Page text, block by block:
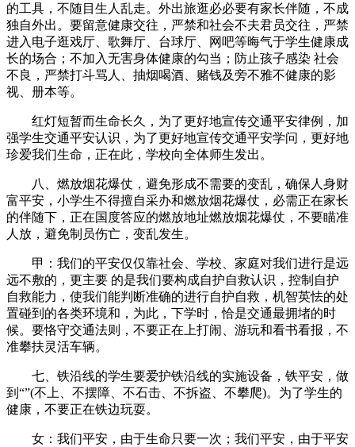
的工具，不随目生人乱走。外出旅逛必必要有家长伴随，不成
独自外出。要留意健康交往，严禁和社会不夫君员交往，严禁
进入电子逛戏厅、歌舞厅、台球厅、网吧等晦气于学生健康成
长的场合；不加入无害身体健康的勾当；防止孩子感染 社会
不良，严禁打斗骂人、抽烟喝酒、赌钱及旁不雅不健康的影
视、册本等。
红灯短暂而生命长久，为了更好地宣传交通平安律例，加
强学生交通平安认识，为了更好地宣传交通平安学问，更好地
珍爱我们生命，正在此，学校向全体师生发出。
八、燃放烟花爆仗，避免形成不需要的变乱，确保人身财
富平安，小学生不得擅自采办和燃放烟花爆仗，必需正在家长
的伴随下，正在国度答应的燃放地址燃放烟花爆仗，不要瞄准
人放，避免制员伤亡，变乱发生。
甲：我们的平安仅仅靠社会、学校、家庭对我们进行是远
远不敷的，更主要 的是我们要构成自护自救认识，控制自护
自救能力，使我们能判断准确的进行自护自救，机智英怯的处
置碰到的各类环境和，为此，下学时，恰是交通最拥堵的时
候。要恪守交通法则，不要正在上打闹、游玩和看书看报，不
准攀扶灵活车辆。
七、铁沿线的学生要爱护铁沿线的实施设备，铁平安，做
到“”(不上、不摆障、不石击、不拆盗、不攀爬)。为了学生的
健康，不要正在铁边玩耍。
女：我们平安，由于生命只要一次；我们平安，由于平安